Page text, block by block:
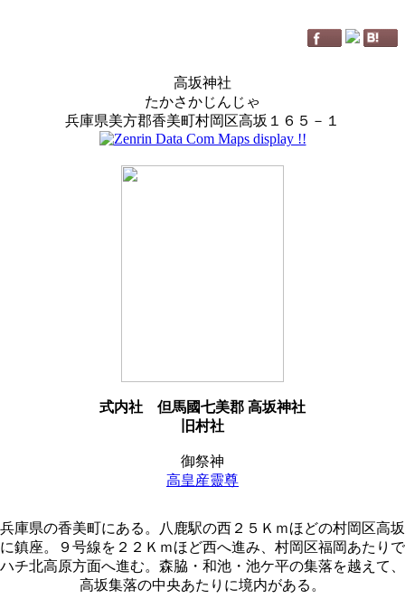
高坂神社
たかさかじんじゃ
兵庫県美方郡香美町村岡区高坂１６５－１
式内社
但馬國七美郡 高坂神社
旧村社
御祭神
高皇産靈尊
兵庫県の香美町にある。八鹿駅の西２５Ｋｍほどの村岡区高坂
に鎮座。９号線を２２Ｋｍほど西へ進み、村岡区福岡あたりで
ハチ北高原方面へ進む。森脇・和池・池ケ平の集落を越えて、
高坂集落の中央あたりに境内がある。